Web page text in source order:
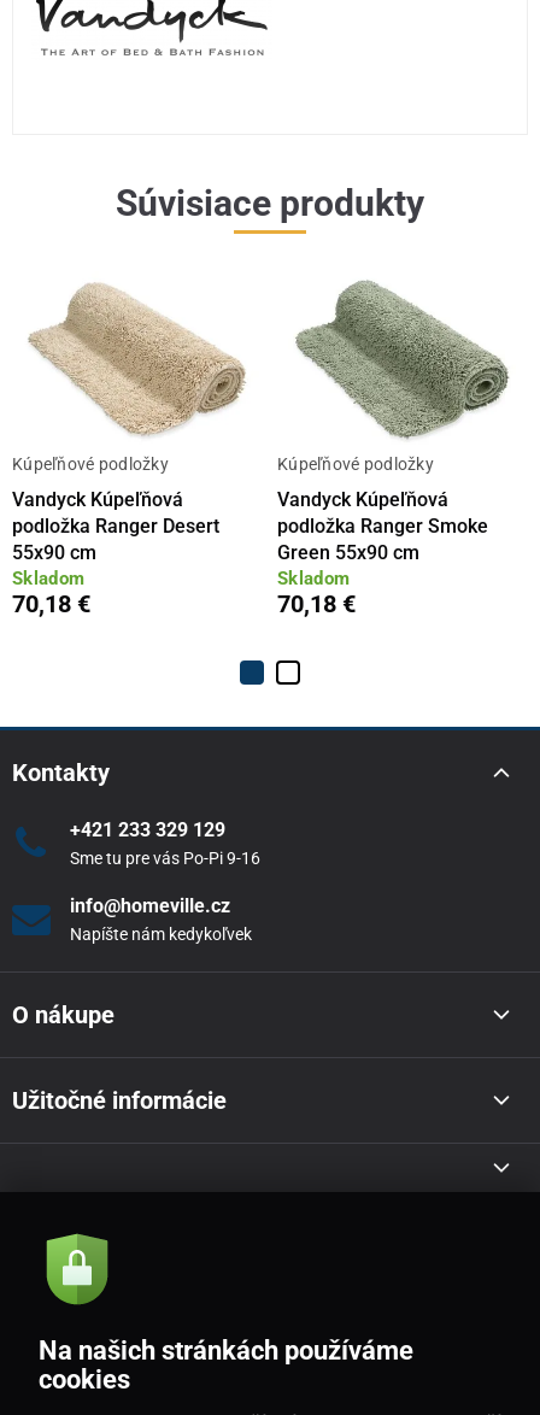
Súvisiace produkty
Kúpeľňové podložky
Vandyck Kúpeľňová
podložka Ranger Desert
55x90 cm
Skladom
70,18 €
Kúpeľňové podložky
Vandyck Kúpeľňová
podložka Ranger Smoke
Green 55x90 cm
Skladom
70,18 €
Kontakty
+421 233 329 129
Sme tu pre vás Po-Pi 9-16
info@homeville.cz
Napíšte nám kedykoľvek
O nákupe
Užitočné informácie
Akcie a novinky e-mailom
Souhlasím sezásadami zpracování osobních údajů
Na našich stránkách používáme
cookies